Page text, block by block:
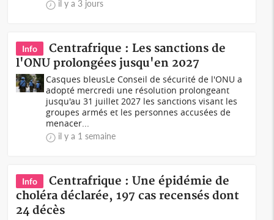
il y a 3 jours
Info
Centrafrique : Les sanctions de
l'ONU prolongées jusqu'en 2027
Casques bleusLe Conseil de sécurité de l'ONU a
adopté mercredi une résolution prolongeant
jusqu'au 31 juillet 2027 les sanctions visant les
groupes armés et les personnes accusées de
menacer...
il y a 1 semaine
Info
Centrafrique : Une épidémie de
choléra déclarée, 197 cas recensés dont
24 décès